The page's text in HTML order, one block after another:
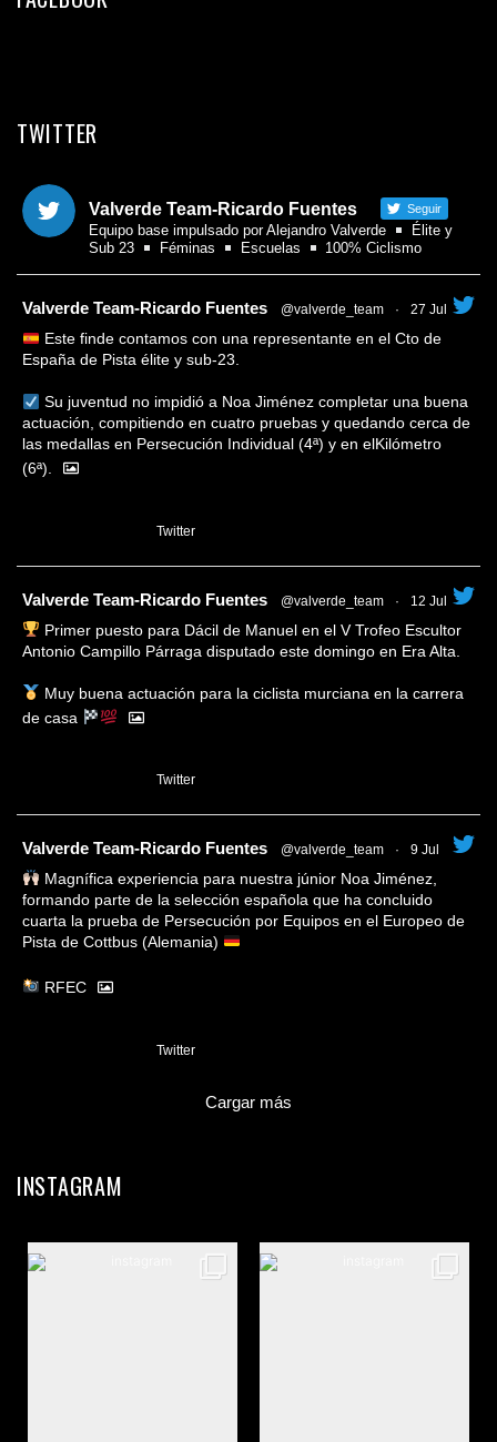
TWITTER
Valverde Team-Ricardo Fuentes Seguir
Equipo base impulsado por Alejandro Valverde
Élite y
Sub 23
Féminas Escuelas 100% Ciclismo
Valverde Team-Ricardo Fuentes @valverde_team · 27 Jul
Este finde contamos con una representante en el Cto de
España de Pista élite y sub-23.
Su juventud no impidió a Noa Jiménez completar una buena
actuación, compitiendo en cuatro pruebas y quedando cerca de
las medallas en Persecución Individual (4ª) y en elKilómetro
(6ª).
Twitter
Valverde Team-Ricardo Fuentes @valverde_team · 12 Jul
Primer puesto para Dácil de Manuel en el V Trofeo Escultor
Antonio Campillo Párraga disputado este domingo en Era Alta.
Muy buena actuación para la ciclista murciana en la carrera
de casa
Twitter
Valverde Team-Ricardo Fuentes @valverde_team · 9 Jul
Magnífica experiencia para nuestra júnior Noa Jiménez,
formando parte de la selección española que ha concluido
cuarta la prueba de Persecución por Equipos en el Europeo de
Pista de Cottbus (Alemania)
RFEC
Twitter
Cargar más
INSTAGRAM